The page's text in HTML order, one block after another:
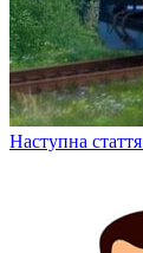
Наступна стаття